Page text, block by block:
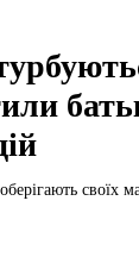
своїх